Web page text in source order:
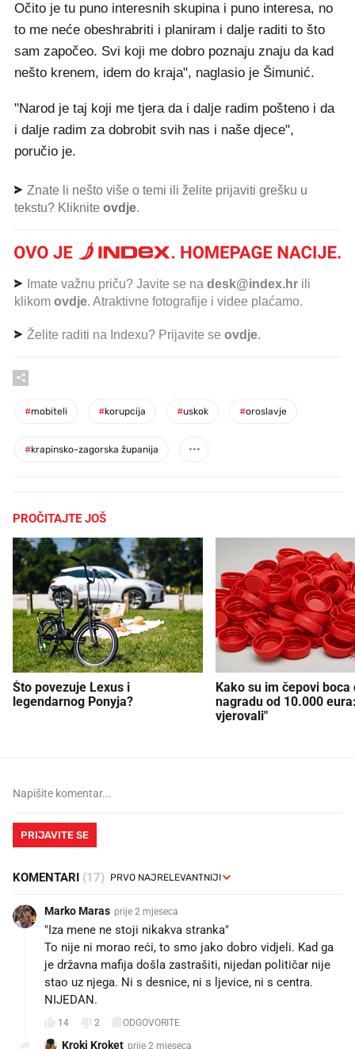
Očito je tu puno interesnih skupina i puno interesa, no
to me neće obeshrabriti i planiram i dalje raditi to što
sam započeo. Svi koji me dobro poznaju znaju da kad
nešto krenem, idem do kraja", naglasio je Šimunić.
"Narod je taj koji me tjera da i dalje radim pošteno i da
i dalje radim za dobrobit svih nas i naše djece",
poručio je.
Znate li nešto više o temi ili želite prijaviti grešku u
tekstu? Kliknite ovdje.
Imate važnu priču? Javite se na desk@index.hr ili
klikom ovdje. Atraktivne fotografije i videe plaćamo.
Želite raditi na Indexu? Prijavite se ovdje.
#mobiteli #korupcija #uskok #oroslavje
#krapinsko-zagorska županija
PROČITAJTE JOŠ
Što povezuje Lexus i
legendarnog Ponyja?
Kako su im čepovi boca
nagradu od 10.000
vjerovali"
PRIJAVITE SE
KOMENTARI (17)
Marko Maras prije 2 mjeseca
"Iza mene ne stoji nikakva stranka"
To nije ni morao reći, to smo jako dobro vidjeli. Kad ga
je državna mafija došla zastrašiti, nijedan političar nije
stao uz njega. Ni s desnice, ni s ljevice, ni s centra.
NIJEDAN.
14 2 ODGOVORITE
Kroki Kroket prije 2 mjeseca